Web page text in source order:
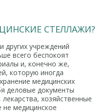
СТЕЛЛАЖИ?
других учреждений
всего беспокоят
и, конечно же,
которую иногда
медицинских
деловые документы
хозяйственные
не медицинское